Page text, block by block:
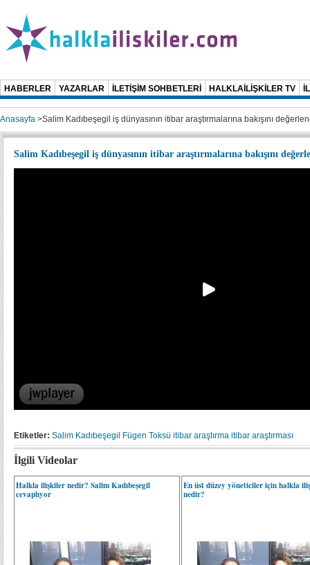
HABERLER YAZARLAR İLETİŞİM SOHBETLERİ HALKLAİLİŞKİLER TV
Anasayfa >Salim Kadıbeşegil iş dünyasının itibar araştırmalarına bakışını
Salim Kadıbeşegil iş dünyasının itibar araştırmalarına bakışını
Etiketler: Salim Kadıbeşegil Fügen Toksü itibar araştırma itibar araştırması
İlgili Videolar
Halkla ilişkiler nedir? Salim Kadıbeşegil
cevaplıyor
En üst düzey yöneticiler için halkla
nedir?